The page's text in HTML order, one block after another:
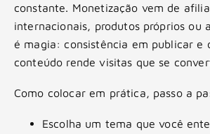
constante. Monetização vem de
internacionais, produtos próprios ou
é magia: consistência em publicar e
conteúdo rende visitas que se
Como colocar em prática, passo a
Escolha um tema que você